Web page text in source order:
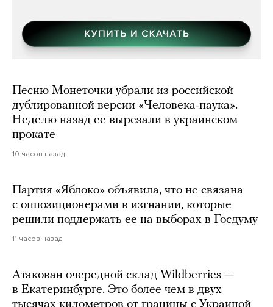
Песню Монеточки убрали из российской
дублированной версии «Человека-паука».
Неделю назад ее вырезали в украинском
прокате
10 часов назад
Партия «Яблоко» объявила, что не связана
с оппозиционерами в изгнании, которые
решили поддержать ее на выборах в Госдуму
11 часов назад
Атакован очередной склад Wildberries —
в Екатеринбурге. Это более чем в двух